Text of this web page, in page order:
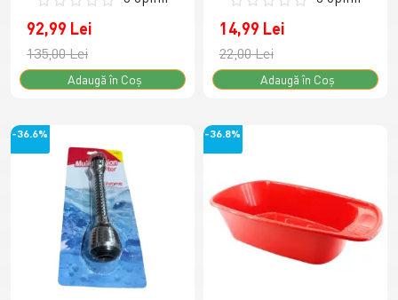
92,99 Lei
135,00 Lei
Adaugă în Coş
14,99 Lei
22,00 Lei
Adaugă în Coş
-36.6% -36.8%